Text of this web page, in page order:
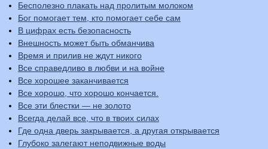
Бесполезно плакать над пролитым молоком
Бог помогает тем, кто помогает себе сам
В цифрах есть безопасность
Внешность может быть обманчива
Время и прилив не ждут никого
Все справедливо в любви и на войне
Все хорошее заканчивается
Все хорошо, что хорошо кончается.
Все эти блестки — не золото
Всегда делай все, что в твоих силах
Где одна дверь закрывается, а другая открывается
Глубоко залегают неподвижные воды